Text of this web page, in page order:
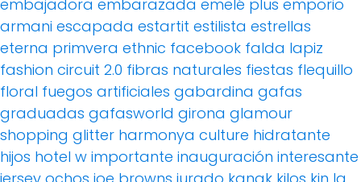
embajadora embarazada emelé plus emporio
armani escapada estartit estilista estrellas
eterna primvera ethnic facebook falda lapiz
fashion circuit 2.0 fibras naturales fiestas flequillo
floral fuegos artificiales gabardina gafas
graduadas gafasworld girona glamour
shopping glitter harmonya culture hidratante
hijos hotel w importante inauguración interesante